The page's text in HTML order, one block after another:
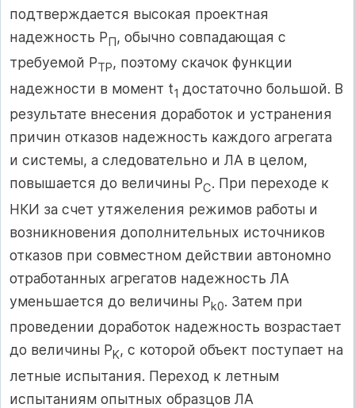
подтверждается высокая проектная
надежность PП, обычно совпадающая с
требуемой PТР, поэтому скачок функции
надежности в момент t1 достаточно большой. В
результате внесения доработок и устранения
причин отказов надежность каждого агрегата
и системы, а следовательно и ЛА в целом,
повышается до величины PС. При переходе к
НКИ за счет утяжеления режимов работы и
возникновения дополнительных источников
отказов при совместном действии автономно
отработанных агрегатов надежность ЛА
уменьшается до величины Pk0. Затем при
проведении доработок надежность возрастает
до величины PK, с которой объект поступает на
летные испытания. Переход к летным
испытаниям опытных образцов ЛА